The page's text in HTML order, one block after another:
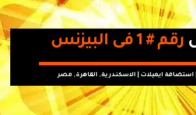
رقم # 1 فى البيزنس
ايميلات | الاسكندرية, القاهرة, مصر